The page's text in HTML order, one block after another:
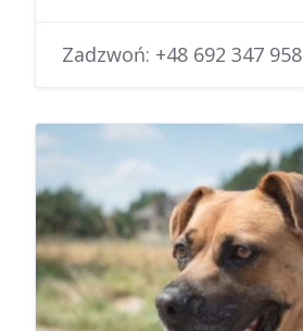
Zadzwoń: +48 692 347 958